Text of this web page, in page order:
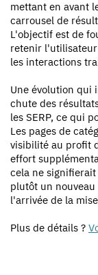
mettant en avant
carrousel de
L'objectif est de
retenir
les interactions
Une évolution qui
chute des
les SERP, ce qui
Les pages de
visibilité au profit
effort
cela ne
plutôt un
l'arrivée de la
Plus de détails ?